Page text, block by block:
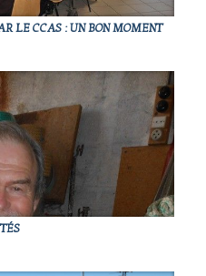
LE CCAS : UN BON MOMENT